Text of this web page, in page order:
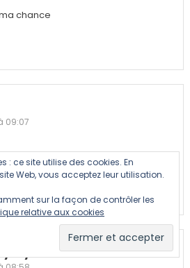
chance
09:07
pour la france
: ce site utilise des cookies. En
Web, vous acceptez leur utilisation.
sur la façon de contrôler les
relative aux cookies